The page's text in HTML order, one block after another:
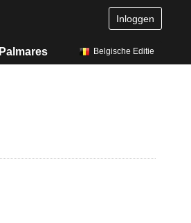
Inloggen
Palmares Belgische Editie